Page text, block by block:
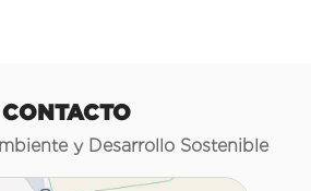
CONTACTO
y Desarrollo Sostenible